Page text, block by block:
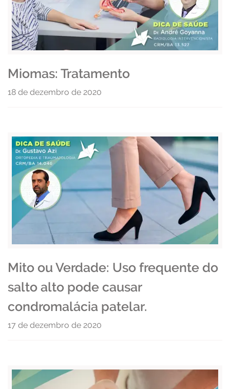
Miomas: Tratamento
18 de dezembro de 2020
Mito ou Verdade: Uso frequente do
salto alto pode causar
condromalácia patelar.
17 de dezembro de 2020